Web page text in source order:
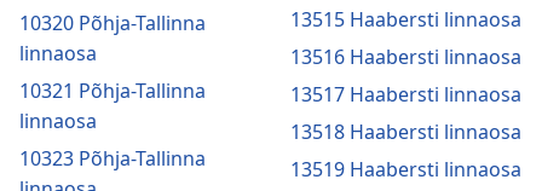
10320 Põhja-Tallinna
linnaosa
10321 Põhja-Tallinna
linnaosa
10323 Põhja-Tallinna
13515 Haabersti linnaosa
13516 Haabersti linnaosa
13517 Haabersti linnaosa
13518 Haabersti linnaosa
13519 Haabersti linnaosa